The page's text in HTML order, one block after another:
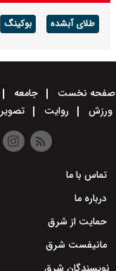
طلای آبشده بوکینگ
صفحه نخست جامعه
ورزش
روایت تصویر
تماس با ما
درباره ما
حمایت از شرق
مانیفست شرق